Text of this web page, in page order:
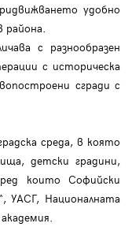
удобно
района.
с разнообразен
с историческа
сгради с
среда, в която
детски градини,
които Софийски
УАСГ, Националната